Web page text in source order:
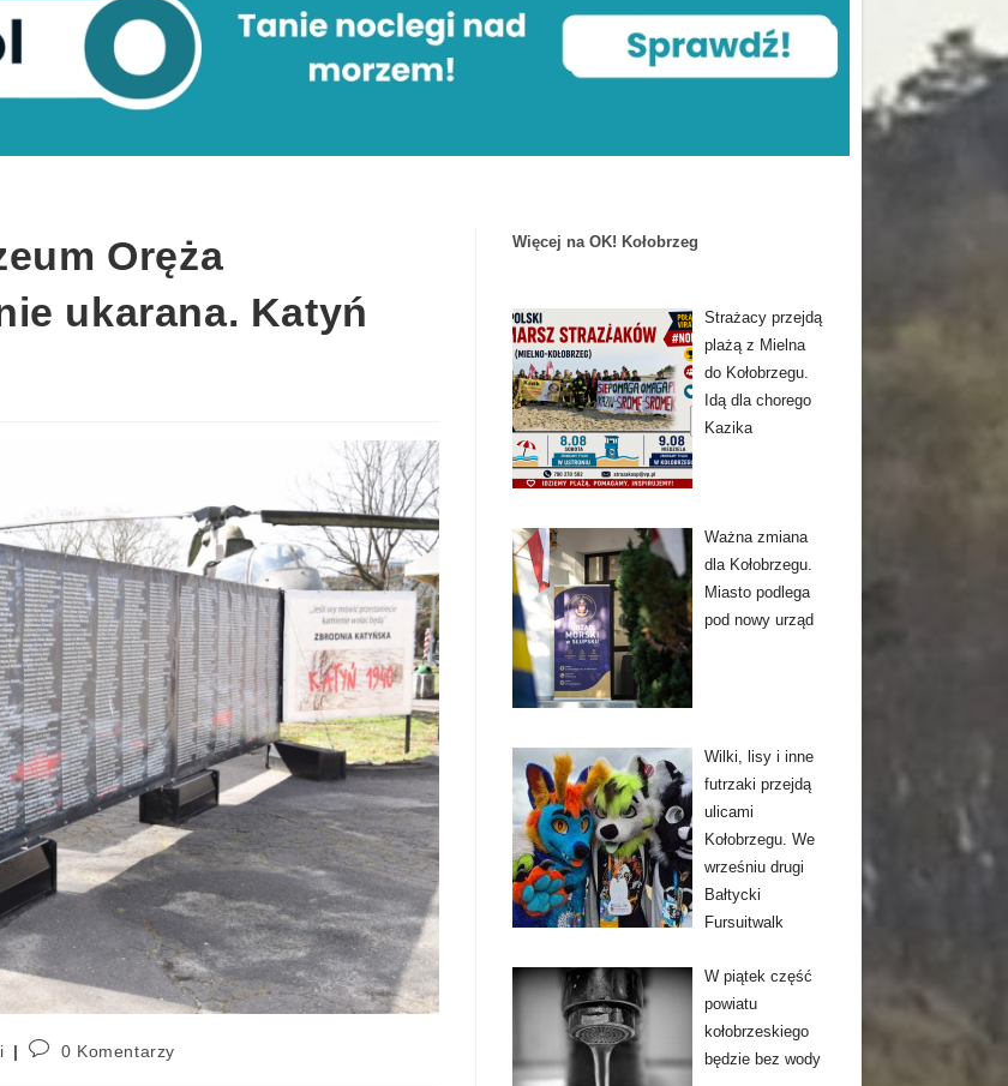
Oręża
ukarana. Katyń
0 Komentarzy
Więcej na OK! Kołobrzeg
Strażacy przejdą
plażą z Mielna
do Kołobrzegu.
Idą dla chorego
Kazika
Ważna zmiana
dla Kołobrzegu.
Miasto podlega
pod nowy urząd
Wilki, lisy i inne
futrzaki przejdą
ulicami
Kołobrzegu. We
wrześniu drugi
Bałtycki
Fursuitwalk
W piątek część
powiatu
kołobrzeskiego
będzie bez wody